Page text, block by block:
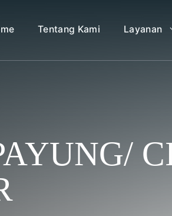
Tentang Kami Layanan